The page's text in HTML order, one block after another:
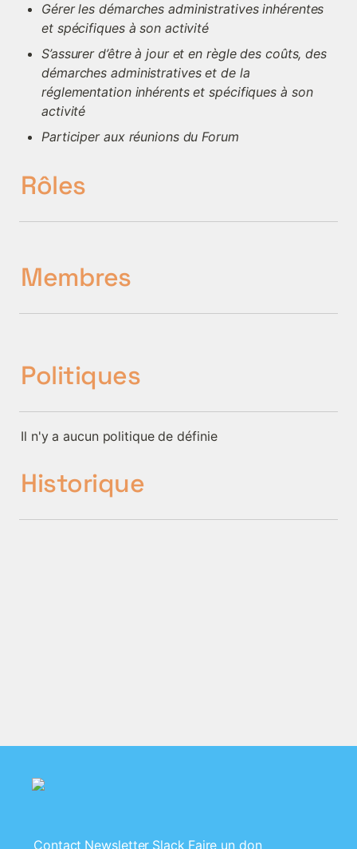
Gérer les démarches administratives inhérentes
et spécifiques à son activité
S’assurer d’être à jour et en règle des coûts, des
démarches administratives et de la
réglementation inhérents et spécifiques à son
activité
Participer aux réunions du Forum
Rôles
Membres
Politiques
Il n'y a aucun politique de définie
Historique
Contact Newsletter Slack Faire un don